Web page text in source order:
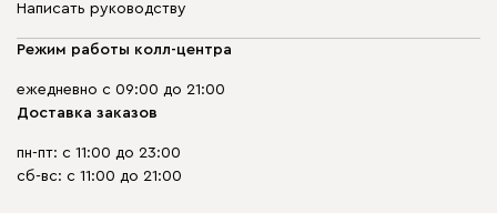
Написать руководству
Режим работы колл-центра
ежедневно с 09:00 до 21:00
Доставка заказов
пн-пт: с 11:00 до 23:00
сб-вс: с 11:00 до 21:00